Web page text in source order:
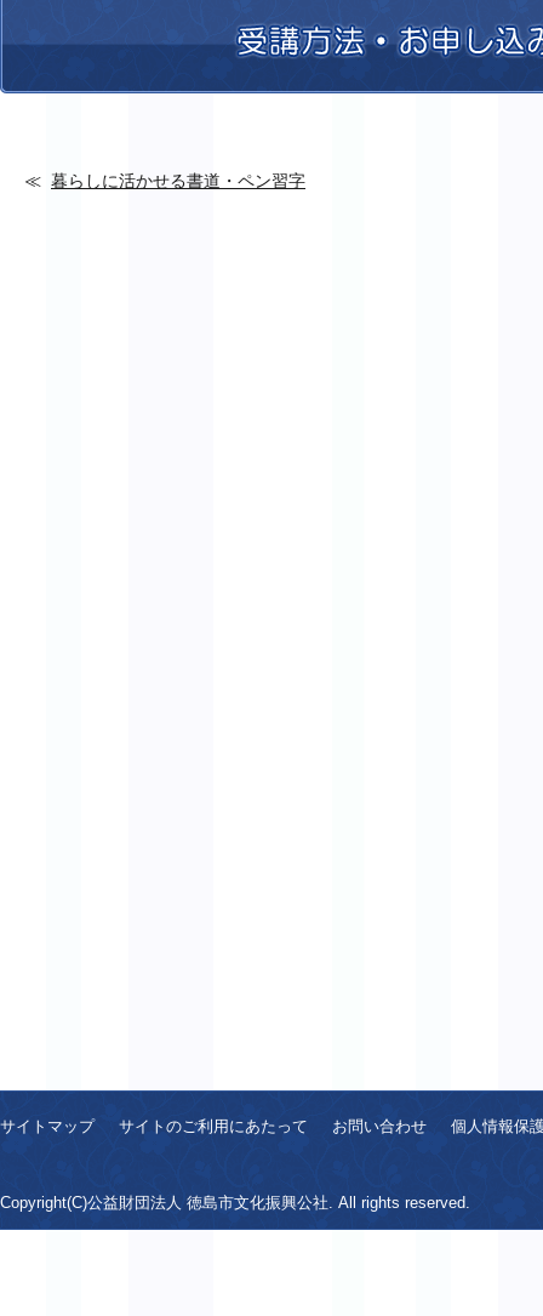
暮らしに活かせる書道・ペン習字
サイトマップ サイトのご利用にあたって お問い合わせ 個人情報保
Copyright(C)公益財団法人 徳島市文化振興公社. All rights reserved.